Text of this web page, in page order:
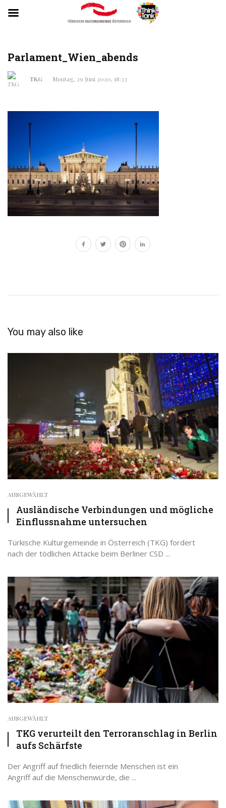
Parlament_Wien_abends
TKG Montag, 29 Juni 2020, 18:33
You may also like
AUSGEWÄHLT
Ausländische Verbindungen und mögliche
Einflussnahme untersuchen
Türkische Kulturgemeinde in Österreich (TKG) fordert
nach der tödlichen Attacke beim Berliner CSD ...
AUSGEWÄHLT
TKG verurteilt den Terroranschlag in Berlin
aufs Schärfste
Der Angriff auf friedlich feiernde Menschen ist ein
Angriff auf die Menschenwürde, die ...